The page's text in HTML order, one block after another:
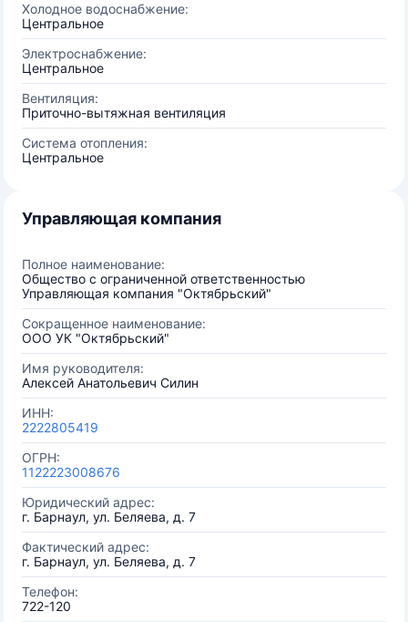
Холодное водоснабжение:
Центральное
Электроснабжение:
Центральное
Вентиляция:
Приточно-вытяжная вентиляция
Система отопления:
Центральное
Управляющая компания
Полное наименование:
Общество с ограниченной ответственностью
Управляющая компания "Октябрьский"
Сокращенное наименование:
ООО УК "Октябрьский"
Имя руководителя:
Алексей Анатольевич Силин
ИНН:
2222805419
ОГРН:
1122223008676
Юридический адрес:
г. Барнаул, ул. Беляева, д. 7
Фактический адрес:
г. Барнаул, ул. Беляева, д. 7
Телефон:
722-120